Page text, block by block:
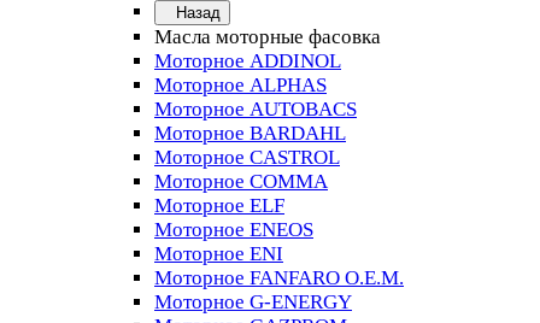
Назад
Масла моторные фасовка
Моторное ADDINOL
Моторное ALPHAS
Моторное AUTOBACS
Моторное BARDAHL
Моторное CASTROL
Моторное COMMA
Моторное ELF
Моторное ENEOS
Моторное ENI
Моторное FANFARO O.E.M.
Моторное G-ENERGY